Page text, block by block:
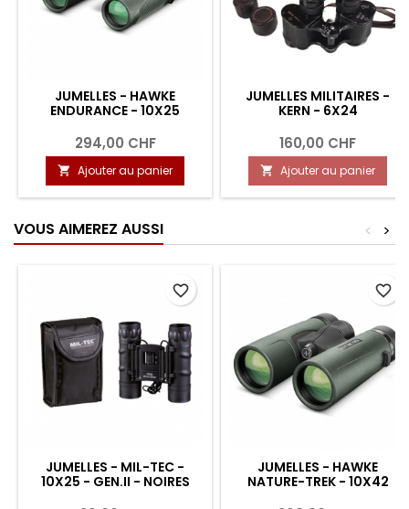
JUMELLES - HAWKE
ENDURANCE - 10X25
294,00 CHF
 Ajouter au panier
JUMELLES MILITAIRES -
KERN - 6X24
160,00 CHF
 Ajouter au panier
VOUS AIMEREZ AUSSI >
<
JUMELLES - MIL-TEC -
10X25 - GEN.II - NOIRES
favorite_border
JUMELLES - HAWKE
NATURE-TREK - 10X42
favorite_border